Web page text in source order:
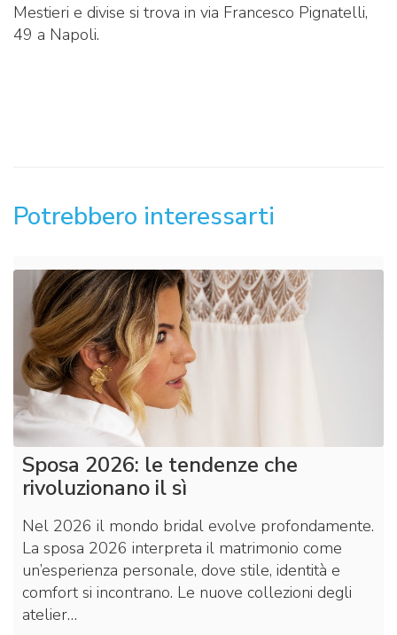
Mestieri e divise si trova in via Francesco Pignatelli,
49 a Napoli.
Potrebbero interessarti
Sposa 2026: le tendenze che
rivoluzionano il sì
Nel 2026 il mondo bridal evolve profondamente.
La sposa 2026 interpreta il matrimonio come
un’esperienza personale, dove stile, identità e
comfort si incontrano. Le nuove collezioni degli
atelier…